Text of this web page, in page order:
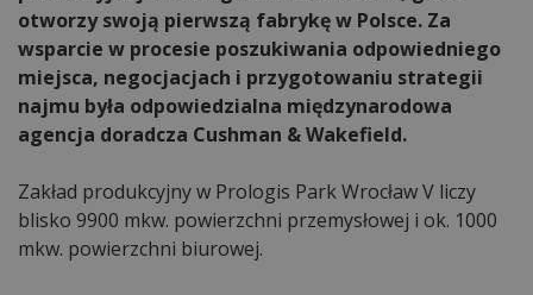
otworzy swoją pierwszą fabrykę w Polsce. Za
wsparcie w procesie poszukiwania odpowiedniego
miejsca, negocjacjach i przygotowaniu strategii
najmu była odpowiedzialna międzynarodowa
agencja doradcza Cushman & Wakefield.
Zakład produkcyjny w Prologis Park Wrocław V liczy
blisko 9900 mkw. powierzchni przemysłowej i ok. 1000
mkw. powierzchni biurowej.